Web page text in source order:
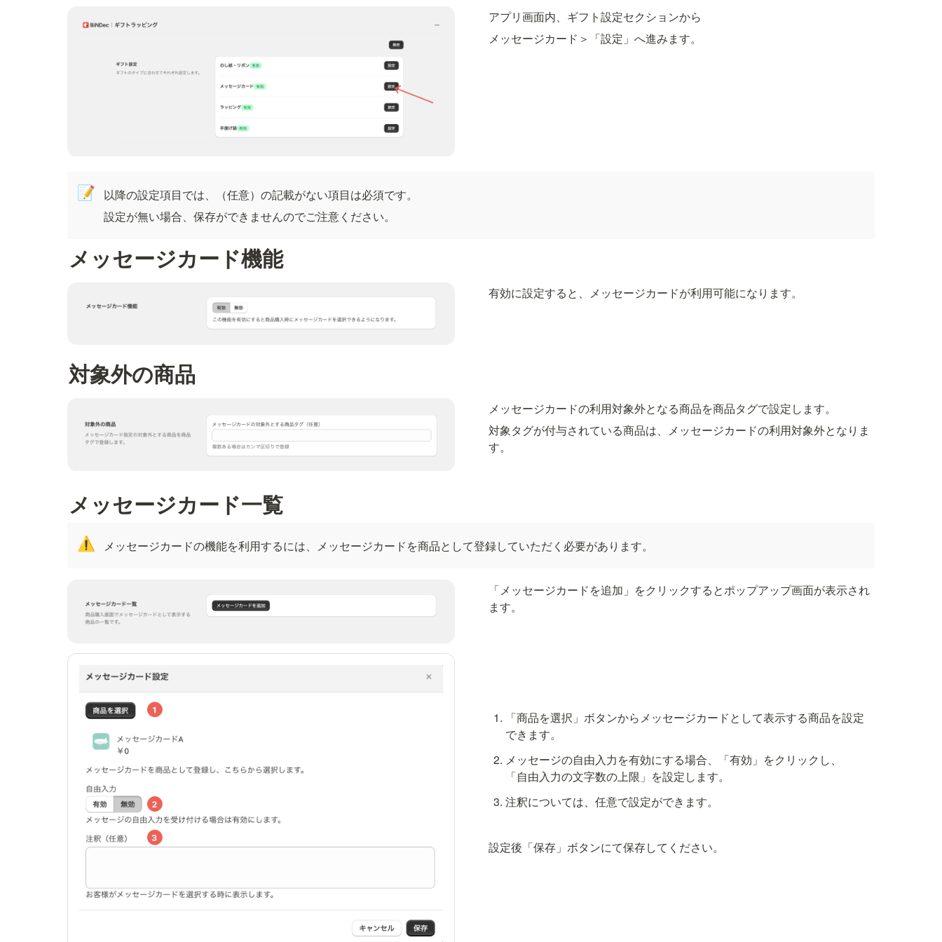
アプリ画面内、ギフト設定セクションから
メッセージカード＞「設定」へ進みます。
📝
以降の設定項目では、（任意）の記載がない項目は必須です。
設定が無い場合、保存ができませんのでご注意ください。
メッセージカード機能
有効に設定すると、メッセージカードが利用可能になります。
対象外の商品
メッセージカードの利用対象外となる商品を商品タグで設定します。
対象タグが付与されている商品は、メッセージカードの利用対象外となりま
す。
メッセージカード一覧
⚠️ メッセージカードの機能を利用するには、メッセージカードを商品として登録していただく必要があります。
「メッセージカードを追加」をクリックするとポップアップ画面が表示され
ます。
「商品を選択」ボタンからメッセージカードとして表示する商品を設定
できます。
メッセージの自由入力を有効にする場合、「有効」をクリックし、
「自由入力の文字数の上限」を設定します。
注釈については、任意で設定ができます。
設定後「保存」ボタンにて保存してください。